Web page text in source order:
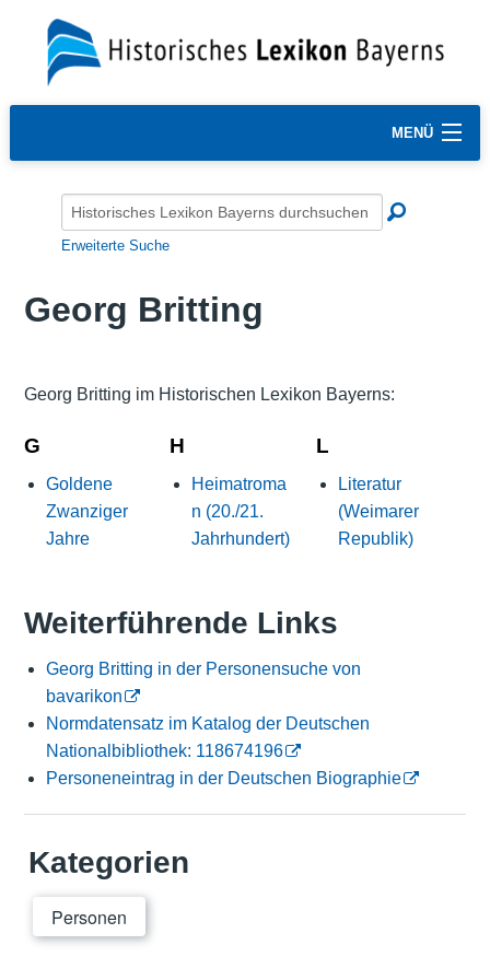
MENÜ
Erweiterte Suche
Georg Britting
Georg Britting im Historischen Lexikon Bayerns:
G
Goldene
Zwanziger
Jahre
H
Heimatroma
n (20./21.
Jahrhundert)
L
Literatur
(Weimarer
Republik)
Weiterführende Links
Georg Britting in der Personensuche von
bavarikon
Normdatensatz im Katalog der Deutschen
Nationalbibliothek: 118674196
Personeneintrag in der Deutschen Biographie
Kategorien
Personen